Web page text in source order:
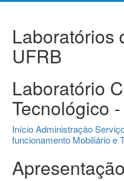
Laboratórios
UFRB
Laboratório
Tecnológico
InícioAdministração
funcionamento Mobiliário e
Apresentação